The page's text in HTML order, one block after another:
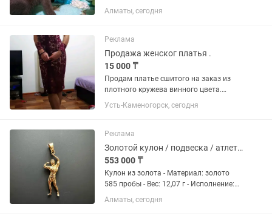
Окраса Гавана , Черные Эбони, Фавн
голубые, Золотые Пятнистые
родители завезены с России с
Элитного...
Алматы, сегодня
Реклама
Продажа женског платья .
15 000 ₸
Продам платье сшитого на заказ из
плотного кружева винного цвета.
Шилось на конкретное мероприятие,
надевала один раз. Подойдёт как на
рождения или любое торжество....
Усть-Каменогорск, сегодня
Реклама
Золотой кулон / подвеска / атлет / спорт
553 000 ₸
Кулон из золота - Материал: золото
585 пробы - Вес: 12,07 г - Исполнение:
объёмная миниатюра атлета в
классической позе; детально
Алматы, сегодня